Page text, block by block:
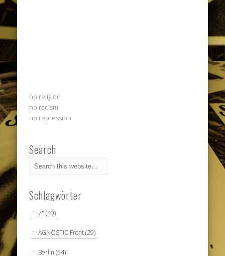
no religion
no racism
no repression
Search
Schlagwörter
7" (40)
AGNOSTIC Front(29)
Berlin (54)